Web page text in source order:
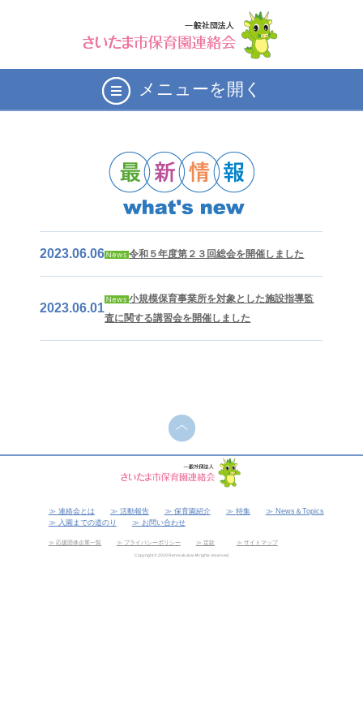
メニューを開く
2023.06.06 令和５年度第２３回総会を開催しました
2023.06.01
小規模保育事業所を対象とした施設指導監
査に関する講習会を開催しました
連絡会とは 活動報告 保育園紹介 特集
News＆Topics
入園までの道のり
お問い合わせ
応援団体企業一覧 プライバシーポリシー 定款 サイトマップ
Copyright © 2019 Rennrakukai All rights reserved.